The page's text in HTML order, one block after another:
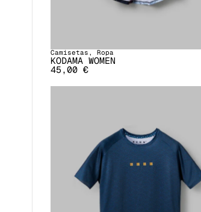
Camisetas,Ropa
KODAMA WOMEN
45,00 €